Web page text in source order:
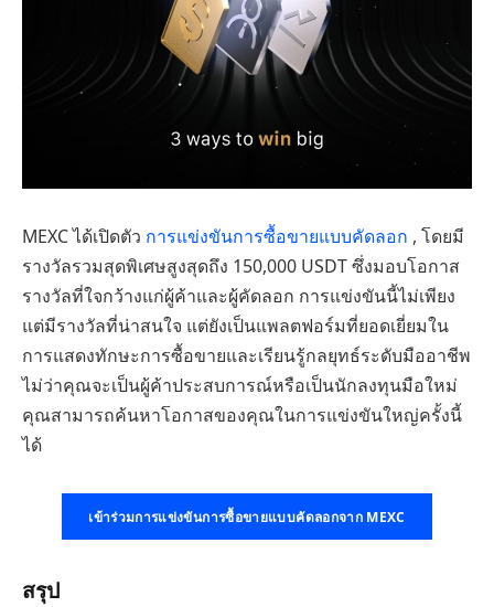
MEXC ได้เปิดตัว การแข่งขันการซื้อขายแบบคัดลอก , โดยมี
รางวัลรวมสุดพิเศษสูงสุดถึง 150,000 USDT ซึ่งมอบโอกาส
รางวัลที่ใจกว้างแก่ผู้ค้าและผู้คัดลอก การแข่งขันนี้ไม่เพียง
แต่มีรางวัลที่น่าสนใจ แต่ยังเป็นแพลตฟอร์มที่ยอดเยี่ยมใน
การแสดงทักษะการซื้อขายและเรียนรู้กลยุทธ์ระดับมืออาชีพ
ไม่ว่าคุณจะเป็นผู้ค้าประสบการณ์หรือเป็นนักลงทุนมือใหม่
คุณสามารถค้นหาโอกาสของคุณในการแข่งขันใหญ่ครั้งนี้
ได้
เข้าร่วมการแข่งขันการซื้อขายแบบคัดลอกจาก MEXC
สรุป